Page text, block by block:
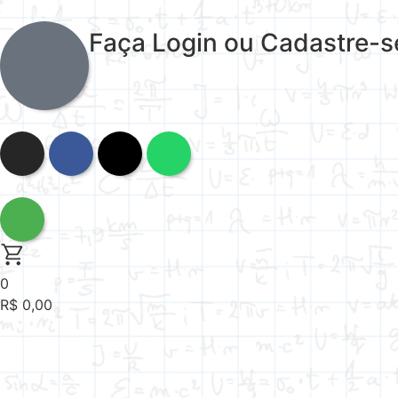
Faça Login ou Cadastre-
0
R$ 0,00